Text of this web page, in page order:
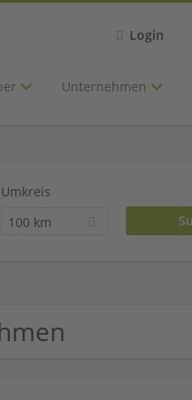
Login
Unternehmen
Umkreis
100 km